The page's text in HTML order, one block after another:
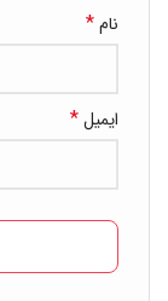
نام*
ایمیل*